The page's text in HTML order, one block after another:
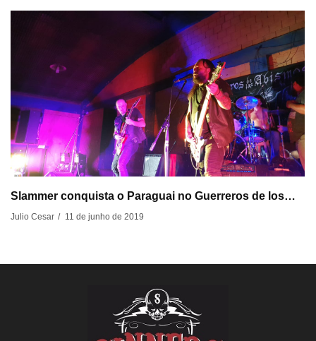
Slammer conquista o Paraguai no Guerreros de los…
Julio Cesar / 11 de junho de 2019